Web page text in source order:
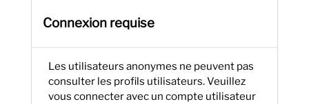
Connexion requise
Les utilisateurs anonymes ne peuvent pas
consulter les profils utilisateurs. Veuillez
vous connecter avec un compte utilisateur